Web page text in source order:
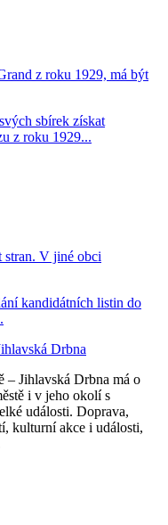
z roku 1929, má být
sbírek získat
z roku 1929...
V jiné obci
kandidátních listin do
Drbna
– Jihlavská Drbna má o
i v jeho okolí s
události. Doprava,
kulturní akce i události,